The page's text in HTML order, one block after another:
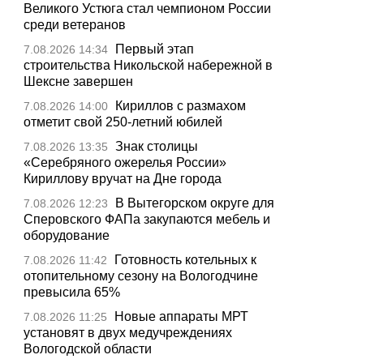
Великого Устюга стал чемпионом России
среди ветеранов
7.08.2026 14:34
Первый этап
строительства Никольской набережной в
Шексне завершен
7.08.2026 14:00
Кириллов с размахом
отметит свой 250-летний юбилей
7.08.2026 13:35
Знак столицы
«Серебряного ожерелья России»
Кириллову вручат на Дне города
7.08.2026 12:23
В Вытегорском округе для
Сперовского ФАПа закупаются мебель и
оборудование
7.08.2026 11:42
Готовность котельных к
отопительному сезону на Вологодчине
превысила 65%
7.08.2026 11:25
Новые аппараты МРТ
установят в двух медучреждениях
Вологодской области